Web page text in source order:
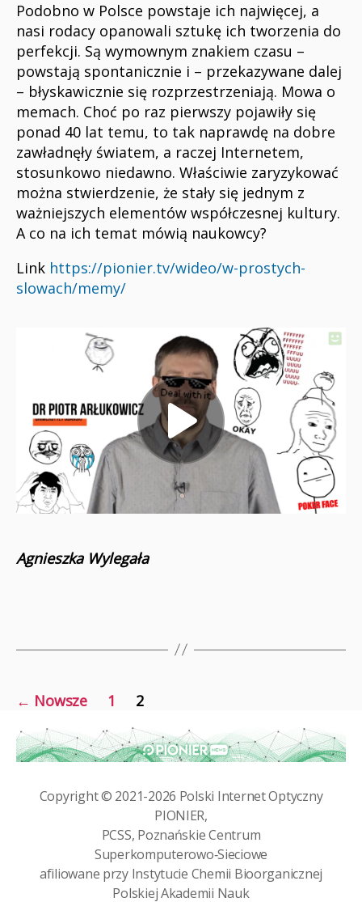
Podobno w Polsce powstaje ich najwięcej, a
nasi rodacy opanowali sztukę ich tworzenia do
perfekcji. Są wymownym znakiem czasu –
powstają spontanicznie i – przekazywane dalej
– błyskawicznie się rozprzestrzeniają. Mowa o
memach. Choć po raz pierwszy pojawiły się
ponad 40 lat temu, to tak naprawdę na dobre
zawładnęły światem, a raczej Internetem,
stosunkowo niedawno. Właściwie zaryzykować
można stwierdzenie, że stały się jednym z
ważniejszych elementów współczesnej kultury.
A co na ich temat mówią naukowcy?
Link https://pionier.tv/wideo/w-prostych-
slowach/memy/
Agnieszka Wylegała
Stronicowanie
wpisów
← Nowsze 1 2
Copyright © 2021-2026 Polski Internet Optyczny
PIONIER,
PCSS, Poznańskie Centrum
Superkomputerowo‑Sieciowe
afiliowane przy Instytucie Chemii Bioorganicznej
Polskiej Akademii Nauk